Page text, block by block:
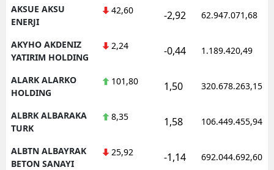
AKSUE AKSU
ENERJI
42,60 -2,92 62.947.071,68
AKYHO AKDENIZ
YATIRIM HOLDING
2,24 -0,44 1.189.420,49
ALARK ALARKO
HOLDING
101,80 1,50 320.678.263,15
ALBRK ALBARAKA
TURK
8,35 1,58 106.449.455,94
ALBTN ALBAYRAK
BETON SANAYI
25,92 -1,14 692.044.692,60